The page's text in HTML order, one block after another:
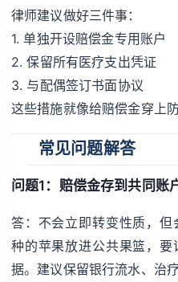
律师建议做好三件事：
1. 单独开设赔偿金专用账户
2. 保留所有医疗支出凭证
3. 与配偶签订书面协议
这些措施就像给赔偿金穿上
常见问题解答
问题1：赔偿金存到共同账
答：不会立即转变性质，
种的苹果放进公共果篮，
据。建议保留银行流水、治